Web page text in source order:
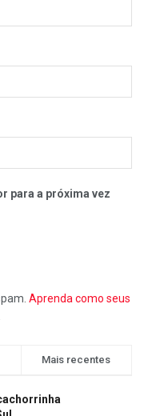
para a próxima vez
Aprenda como seus
Mais recentes